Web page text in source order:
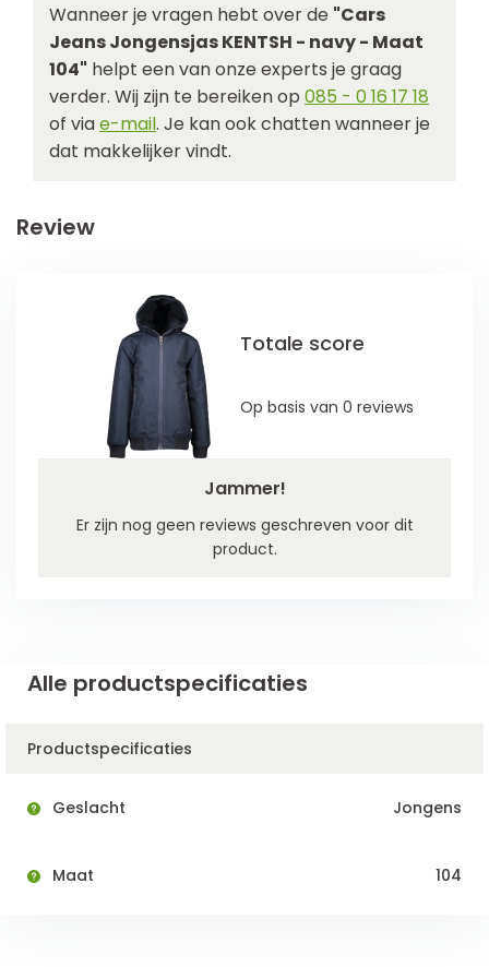
Wanneer je vragen hebt over de "Cars
Jeans Jongensjas KENTSH - navy - Maat
104" helpt een van onze experts je graag
verder. Wij zijn te bereiken op 085 - 0 16 17 18
of viae-mail. Je kan ook chatten wanneer je
dat makkelijker vindt.
Review
Jammer!
Er zijn nog geen reviews geschreven voor dit
product.
Totale score
Op basis van 0 reviews
Alle productspecificaties
Productspecificaties
Geslacht Jongens
Maat 104